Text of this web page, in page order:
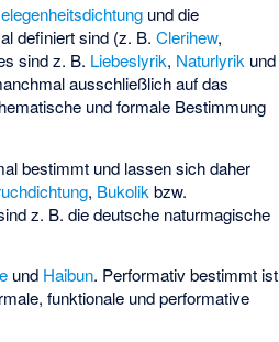
und die
definiert sind (z. B.Clerihew,
sind z. B. Liebeslyrik, Naturlyrik und
ausschließlich auf das
und formale Bestimmung
bestimmt und lassen sich daher
, Bukolik bzw.
z. B. die deutsche naturmagische
und Haibun. Performativ bestimmt ist
funktionale und performative